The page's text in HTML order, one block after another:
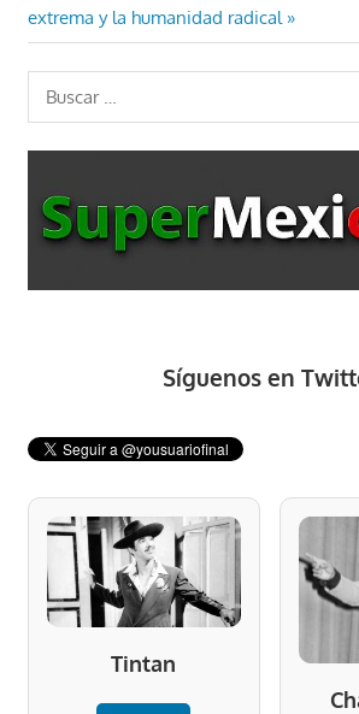
entradas
siguiente:
extrema y la humanidad radical
Buscar:
Síguenos en
Tintan